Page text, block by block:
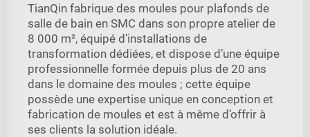
TianQin fabrique des moules pour plafonds de
salle de bain en SMC dans son propre atelier de
8 000 m², équipé d’installations de
transformation dédiées, et dispose d’une équipe
professionnelle formée depuis plus de 20 ans
dans le domaine des moules ; cette équipe
possède une expertise unique en conception et
fabrication de moules et est à même d’offrir à
ses clients la solution idéale.